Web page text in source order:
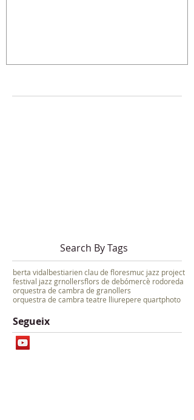
Search By Tags
berta vidalbestiarien clau de floresmuc jazz project
festival jazz grnollersflors de debómercè rodoreda
orquestra de cambra de granollers
orquestra de cambra teatre lliurepere quartphoto
Segueix